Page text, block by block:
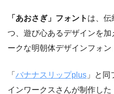
「あおさぎ」フォント は、伝
つ、遊び心あるデザインを
ークな明朝体デザインフォン
「 バナナスリップplus 」と
インワークスさんが制作し